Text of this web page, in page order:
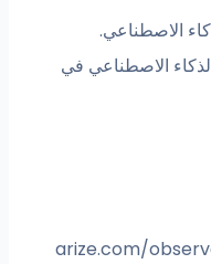
الاصطناعي.
الاصطناعي في